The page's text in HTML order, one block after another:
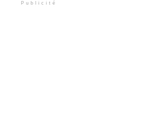
Publicité